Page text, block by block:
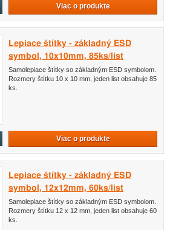
Viac o produkte
Lepiace štítky - základný ESD
symbol, 10x10mm, 85ks/list
Samolepiace štítky so základným ESD symbolom.
Rozmery štítku 10 x 10 mm, jeden list obsahuje 85
ks.
Viac o produkte
Lepiace štítky - základný ESD
symbol, 12x12mm, 60ks/list
Samolepiace štítky so základným ESD symbolom.
Rozmery štítku 12 x 12 mm, jeden list obsahuje 60
ks.